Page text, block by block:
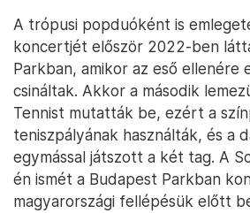
A trópusi popduóként is
koncertjét először 2022-ben
Parkban, amikor az eső ellenére
csináltak. Akkor a második
Tennist mutatták be, ezért a
teniszpályának használták, és a
egymással játszott a két tag. A
én ismét a Budapest Parkban
magyarországi fellépésük előtt